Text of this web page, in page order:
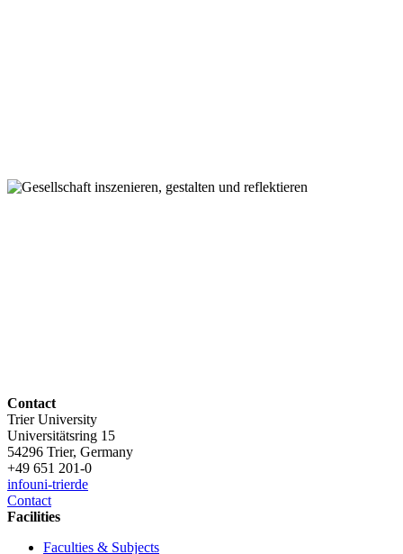
Contact
Trier University
Universitätsring 15
54296 Trier, Germany
+49 651 201-0
infouni-trierde
Contact
Facilities
Faculties & Subjects